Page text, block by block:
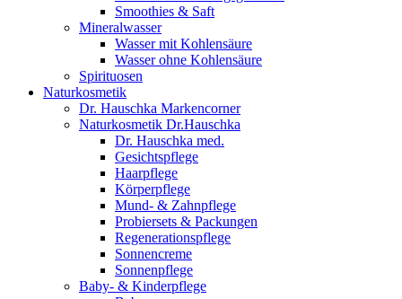
Smoothies & Saft
Mineralwasser
Wasser mit Kohlensäure
Wasser ohne Kohlensäure
Spirituosen
Naturkosmetik
Dr. Hauschka Markencorner
Naturkosmetik Dr.Hauschka
Dr. Hauschka med.
Gesichtspflege
Haarpflege
Körperpflege
Mund- & Zahnpflege
Probiersets & Packungen
Regenerationspflege
Sonnencreme
Sonnenpflege
Baby- & Kinderpflege